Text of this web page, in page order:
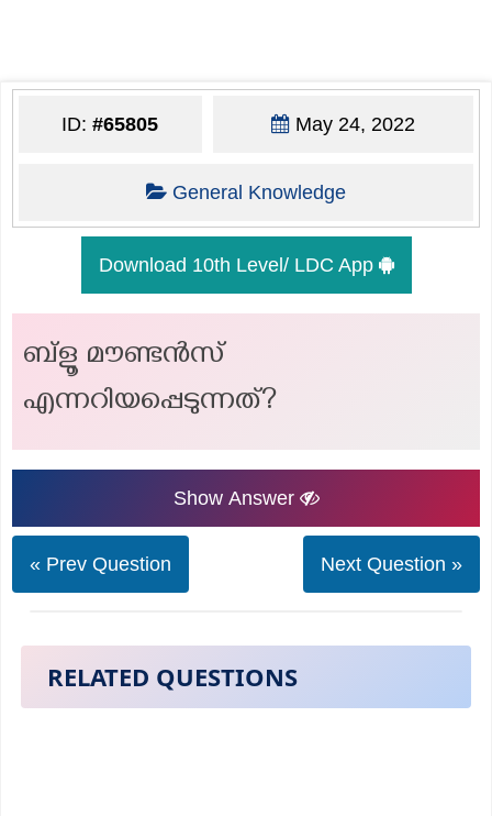
ID:#65805 May 24, 2022
General Knowledge
Download 10th Level/ LDC App
ബ്ളൂ മൗണ്ടൻസ്
എന്നറിയപ്പെടുന്നത്?
Show Answer
« Prev Question Next Question »
RELATED QUESTIONS